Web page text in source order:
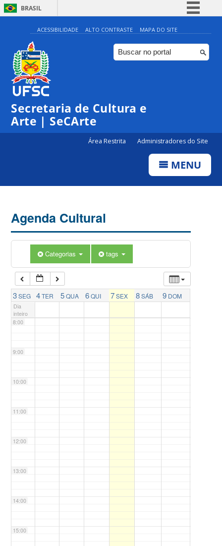
BRASIL
Simplifique!
Comunica BR
Participe
ACESSIBILIDADE ALTO CONTRASTE MAPA DO SITE
Secretaria de Cultura e
Arte | SeCArte
Área Restrita Administradores do Site
MENU
Agenda Cultural
Categorias tags
3SEG 4TER 5QUA 6QUI 7SEX 8SÁB 9 DOM
Dia
inteiro
0:00
1:00
5:00
7:00
8:00
9:00
10:00
11:00
12:00
13:00
14:00
15:00